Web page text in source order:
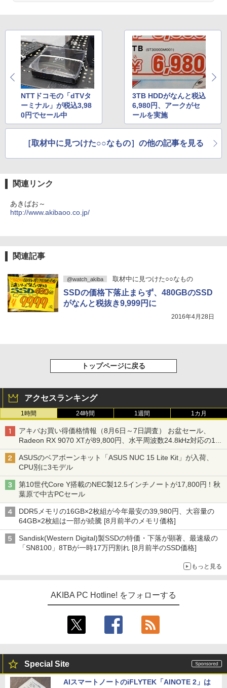
NTTドコモの「dTVタ
ーミナル」が税込3,98
0円でセール中
3TB HDDがなんと税込
6,980円、アークがセ
ールを実施
［取材中に見つけた○○なもの］の他の記事を見る
関連リンク
あきばお～
http://www.akibaoo.co.jp/
関連記事
@watch_akiba 取材中に見つけた○○なもの
SSDの価格下落止まらず、480GBのSSD
がなんと税抜き9,999円に
2016年4月28日
トップページに戻る
アクセスランキング
1時間 24時間 1週間 1カ月
アキバお買い得価格情報（8月6日～7日調査） お盆セール、
Radeon RX 9070 XTが89,800円、水平周波数24.8kHz対応の17
型モニターが9,801円、暑さ指数連動セール ほか
ASUSのベアボーンキット「ASUS NUC 15 Lite Kit」が入荷、
CPU別に3モデル
第10世代Core Y搭載のNEC製12.5インチノートが17,800円！秋
葉原で中古PCセール
DDR5メモリの16GB×2枚組が今年最安の39,980円、大容量の
64GB×2枚組は一部が続騰 [8月前半のメモリ価格]
Sandisk(Western Digital)製SSDの特価・下落が顕著、最速級の
「SN8100」8TBが一時17万円割れ [8月前半のSSD価格]
もっと見る
AKIBA PC Hotline! をフォローする
Special Site
AIスマートノートのiFLYTEK「AINOTE 2」は